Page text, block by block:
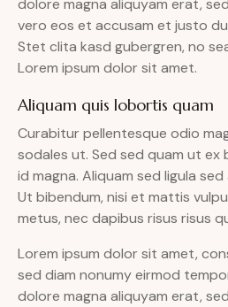
dolore magna aliquyam erat,
vero eos et accusam et justo
Stet clita kasd gubergren, no
Lorem ipsum dolor sit amet.
Aliquam quis lobortis quam
Curabitur pellentesque odio
sodales ut. Sed sed quam ut ex
id magna. Aliquam sed ligula
Ut bibendum, nisi et mattis
metus, nec dapibus risus risus
Lorem ipsum dolor sit amet,
sed diam nonumy eirmod
dolore magna aliquyam erat,